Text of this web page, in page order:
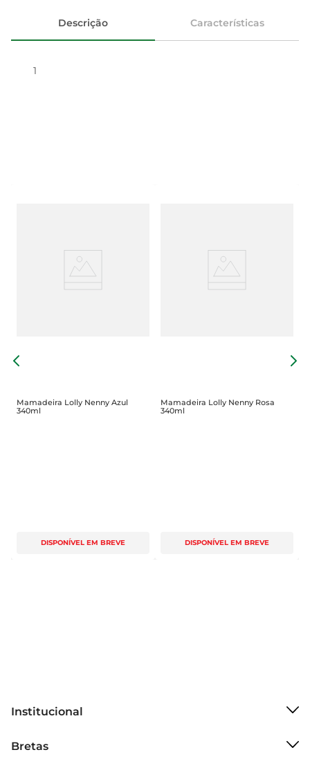
Descrição Características
1
Mamadeira Lolly Nenny Azul
340ml
DISPONÍVEL EM BREVE
Mamadeira Lolly Nenny Rosa
340ml
DISPONÍVEL EM BREVE
Institucional
Grupo Cencosud
Bretas